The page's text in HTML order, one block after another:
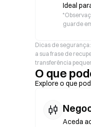
Ideal
*
guarde
Dicas de
a sua frase de
transferência
O que
Explore o que
Aceda